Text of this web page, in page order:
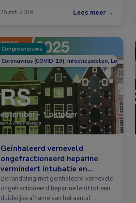
25 mrt. 2026 Lees meer →
Congresnieuws
Coronavirus (COVID-19), Infectieziekten,
Geïnhaleerd verneveld
ongefractioneerd heparine
vermindert intubatie en
overlijden bij COVID-19
Behandeling met geïnhaleerd verneveld
ongefractioneerd heparine leidt tot een
duidelijke afname van het aantal …